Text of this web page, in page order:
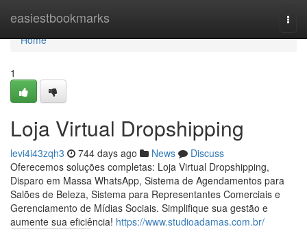
easiestbookmarks
Home
Home
1
Loja Virtual Dropshipping
levi4i43zqh3 744 days ago News
Discuss
Oferecemos soluções completas: Loja Virtual Dropshipping,
Disparo em Massa WhatsApp, Sistema de Agendamentos para
Salões de Beleza, Sistema para Representantes Comerciais e
Gerenciamento de Mídias Sociais. Simplifique sua gestão e
aumente sua eficiência! https://www.studioadamas.com.br/